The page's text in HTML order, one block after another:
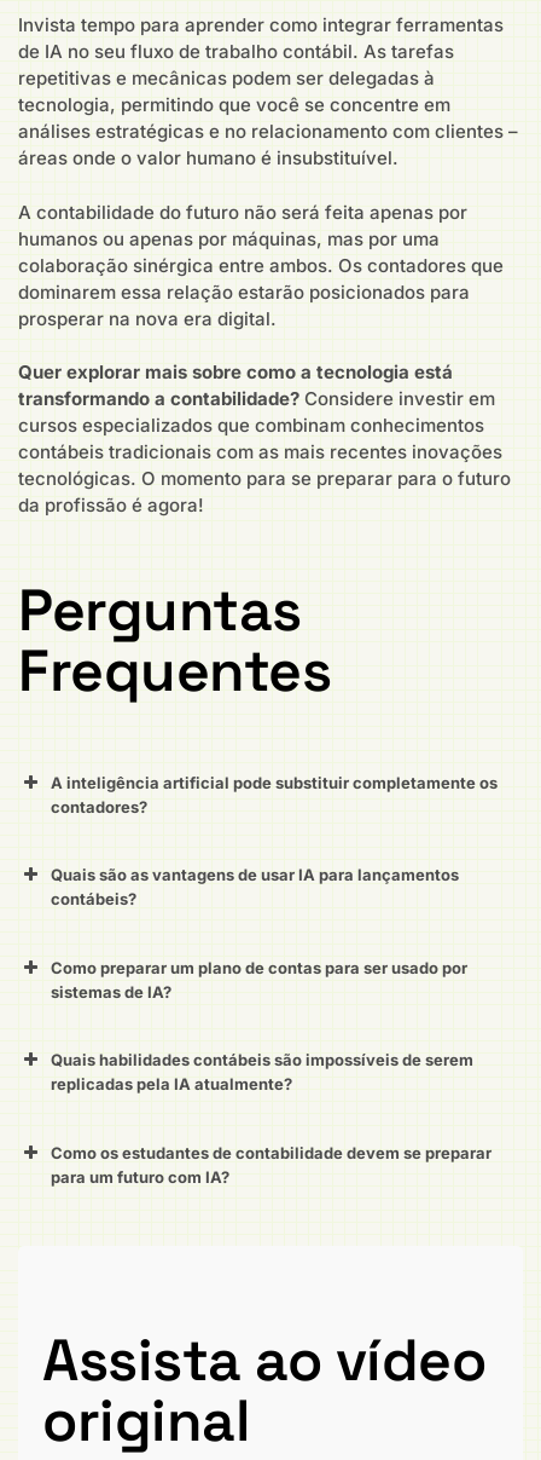
Invista tempo para aprender como integrar ferramentas
de IA no seu fluxo de trabalho contábil. As tarefas
repetitivas e mecânicas podem ser delegadas à
tecnologia, permitindo que você se concentre em
análises estratégicas e no relacionamento com clientes –
áreas onde o valor humano é insubstituível.
A contabilidade do futuro não será feita apenas por
humanos ou apenas por máquinas, mas por uma
colaboração sinérgica entre ambos. Os contadores que
dominarem essa relação estarão posicionados para
prosperar na nova era digital.
Quer explorar mais sobre como a tecnologia está
transformando a contabilidade? Considere investir em
cursos especializados que combinam conhecimentos
contábeis tradicionais com as mais recentes inovações
tecnológicas. O momento para se preparar para o futuro
da profissão é agora!
Perguntas
Frequentes
A inteligência artificial pode substituir completamente os
contadores?
Quais são as vantagens de usar IA para lançamentos
contábeis?
Como preparar um plano de contas para ser usado por
sistemas de IA?
Quais habilidades contábeis são impossíveis de serem
replicadas pela IA atualmente?
Como os estudantes de contabilidade devem se preparar
para um futuro com IA?
Assista ao vídeo
original